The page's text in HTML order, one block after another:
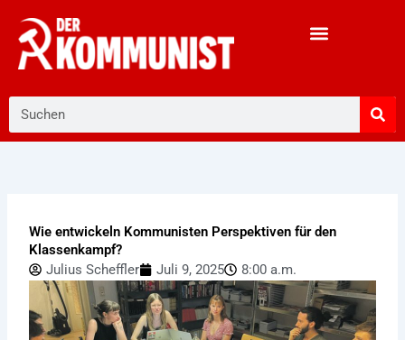
Inhalt
springen
Wie entwickeln Kommunisten Perspektiven für den
Klassenkampf?
Julius Scheffler
Juli 9, 2025 8:00 a.m.